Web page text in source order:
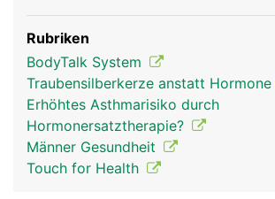
Rubriken
BodyTalk System
Traubensilberkerze anstatt Hormone
Erhöhtes Asthmarisiko durch
Hormonersatztherapie?
Männer Gesundheit
Touch for Health